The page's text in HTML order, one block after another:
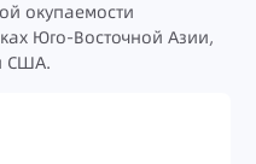
окупаемости
Юго-Восточной Азии,
США.